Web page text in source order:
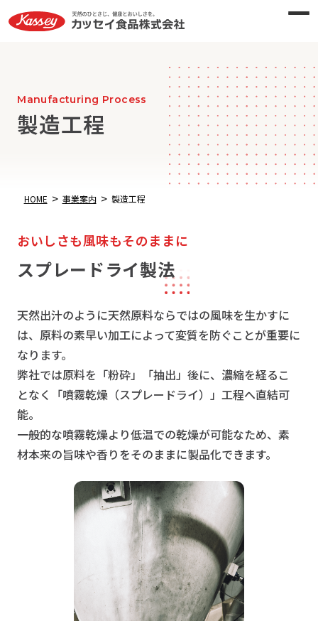
Manufacturing Process
製造工程
HOME > 事業案内 > 製造工程
おいしさも風味もそのままに
スプレードライ製法
天然出汁のように天然原料ならではの風味を生かすに
は、原料の素早い加工によって変質を防ぐことが重要に
なります。
弊社では原料を「粉砕」「抽出」後に、濃縮を経るこ
となく「噴霧乾燥（スプレードライ）」工程へ直結可
能。
一般的な噴霧乾燥より低温での乾燥が可能なため、素
材本来の旨味や香りをそのままに製品化できます。